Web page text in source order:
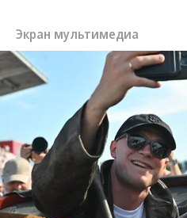
Экран мультимедиа